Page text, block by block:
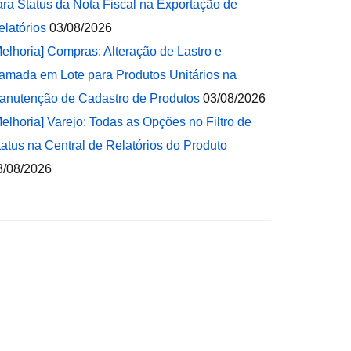
Status da Nota Fiscal na Exportação de
03/08/2026
Compras: Alteração de Lastro e
em Lote para Produtos Unitários na
de Cadastro de Produtos 03/08/2026
Varejo: Todas as Opções no Filtro de
na Central de Relatórios do Produto
08/2026